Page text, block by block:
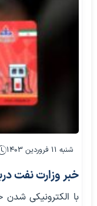
شنبه ۱۱ فروردین ۱۴۰۳
خبر وزارت نفت
با الکترونیکی